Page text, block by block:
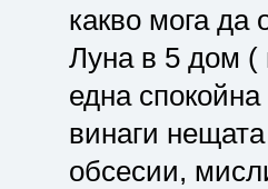
какво мога да
Луна в 5 дом (
една
винаги
обсесии,